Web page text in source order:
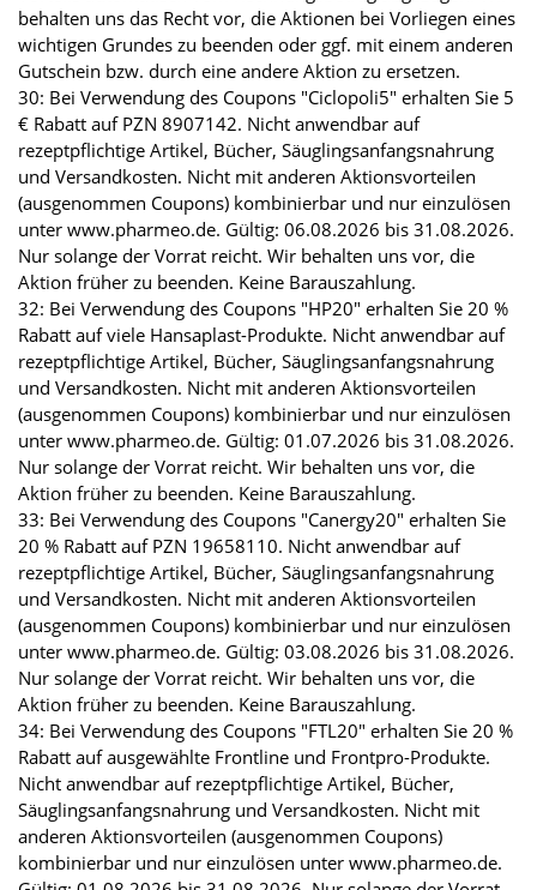
behalten uns das Recht vor, die Aktionen bei Vorliegen eines
wichtigen Grundes zu beenden oder ggf. mit einem anderen
Gutschein bzw. durch eine andere Aktion zu ersetzen.
30: Bei Verwendung des Coupons "Ciclopoli5" erhalten Sie 5
€ Rabatt auf PZN 8907142. Nicht anwendbar auf
rezeptpflichtige Artikel, Bücher, Säuglingsanfangsnahrung
und Versandkosten. Nicht mit anderen Aktionsvorteilen
(ausgenommen Coupons) kombinierbar und nur einzulösen
unter www.pharmeo.de. Gültig: 06.08.2026 bis 31.08.2026.
Nur solange der Vorrat reicht. Wir behalten uns vor, die
Aktion früher zu beenden. Keine Barauszahlung.
32: Bei Verwendung des Coupons "HP20" erhalten Sie 20 %
Rabatt auf viele Hansaplast-Produkte. Nicht anwendbar auf
rezeptpflichtige Artikel, Bücher, Säuglingsanfangsnahrung
und Versandkosten. Nicht mit anderen Aktionsvorteilen
(ausgenommen Coupons) kombinierbar und nur einzulösen
unter www.pharmeo.de. Gültig: 01.07.2026 bis 31.08.2026.
Nur solange der Vorrat reicht. Wir behalten uns vor, die
Aktion früher zu beenden. Keine Barauszahlung.
33: Bei Verwendung des Coupons "Canergy20" erhalten Sie
20 % Rabatt auf PZN 19658110. Nicht anwendbar auf
rezeptpflichtige Artikel, Bücher, Säuglingsanfangsnahrung
und Versandkosten. Nicht mit anderen Aktionsvorteilen
(ausgenommen Coupons) kombinierbar und nur einzulösen
unter www.pharmeo.de. Gültig: 03.08.2026 bis 31.08.2026.
Nur solange der Vorrat reicht. Wir behalten uns vor, die
Aktion früher zu beenden. Keine Barauszahlung.
34: Bei Verwendung des Coupons "FTL20" erhalten Sie 20 %
Rabatt auf ausgewählte Frontline und Frontpro-Produkte.
Nicht anwendbar auf rezeptpflichtige Artikel, Bücher,
Säuglingsanfangsnahrung und Versandkosten. Nicht mit
anderen Aktionsvorteilen (ausgenommen Coupons)
kombinierbar und nur einzulösen unter www.pharmeo.de.